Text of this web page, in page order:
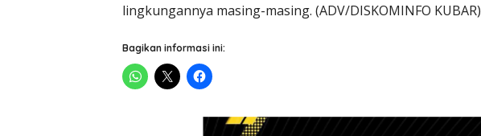
lingkungannya masing-masing. (ADV/DISKOMINFO KUBAR)
Bagikan informasi ini: